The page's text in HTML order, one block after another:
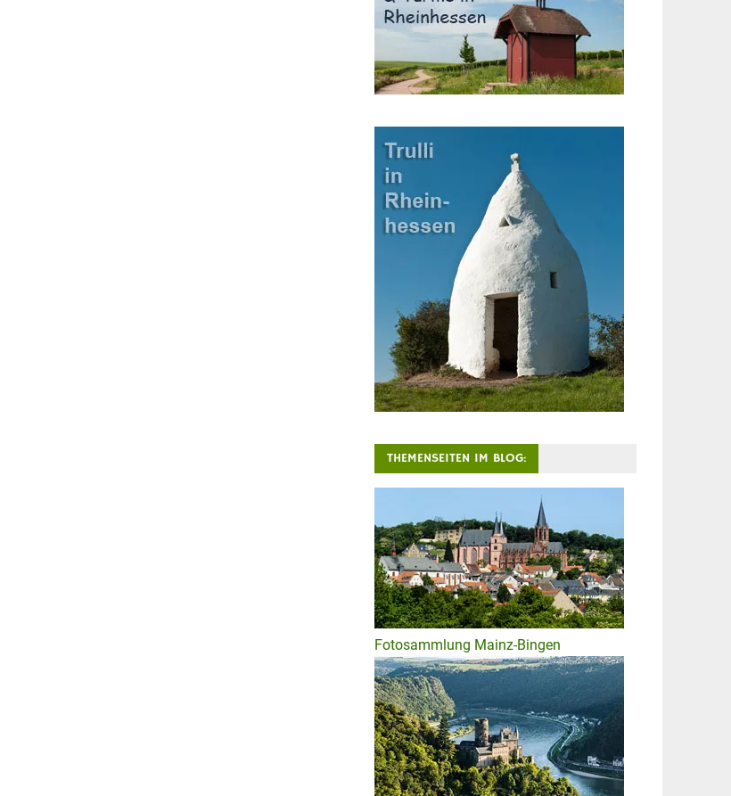
THEMENSEITEN IM BLOG:
Fotosammlung Mainz-Bingen